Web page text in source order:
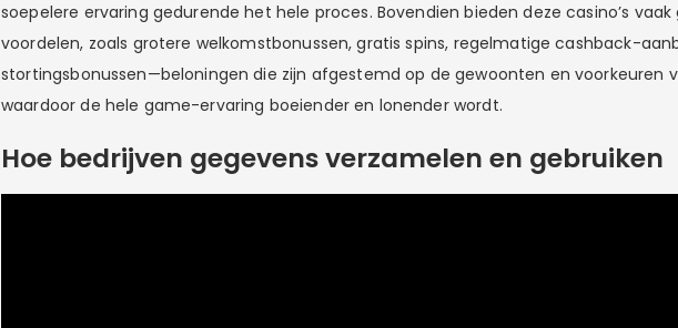
soepelere ervaring gedurende het hele proces. Bovendien bieden deze casino’s vaak
voordelen, zoals grotere welkomstbonussen, gratis spins, regelmatige cashback-
stortingsbonussen—beloningen die zijn afgestemd op de gewoonten en voorkeuren
waardoor de hele game-ervaring boeiender en lonender wordt.
Hoe bedrijven gegevens verzamelen en gebruiken